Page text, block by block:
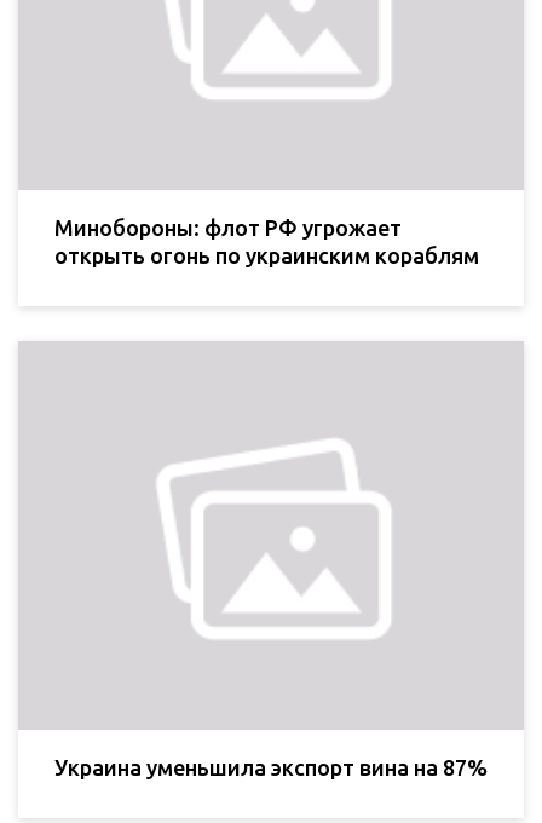
Минобороны: флот РФ угрожает
открыть огонь по украинским кораблям
Украина уменьшила экспорт вина на 87%